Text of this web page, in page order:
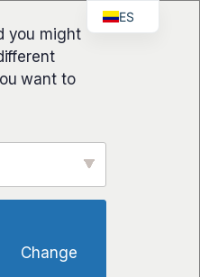
you might
want to
ES